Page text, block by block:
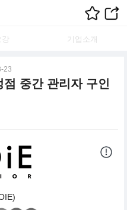
기업소개
23
중간 관리자 구인